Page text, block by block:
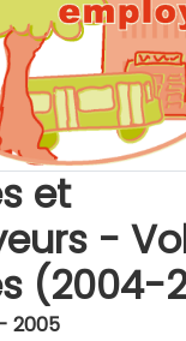
et
-
(2004-
2005